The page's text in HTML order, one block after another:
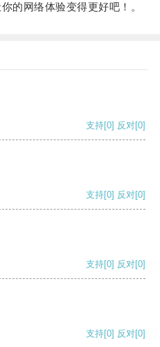
网络体验变得更好吧！。
支持[0] 反对[0]
支持[0] 反对[0]
支持[0] 反对[0]
支持[0] 反对[0]